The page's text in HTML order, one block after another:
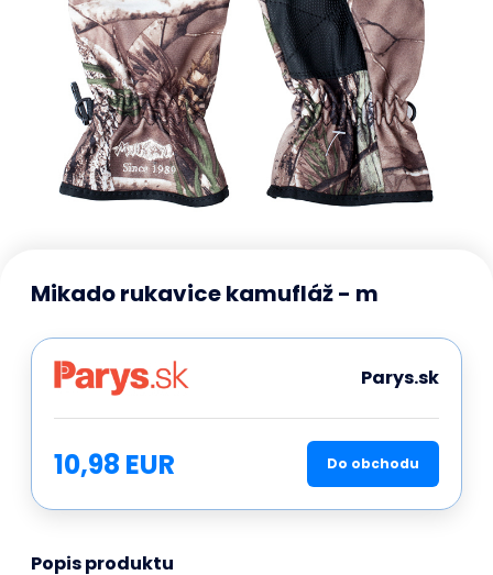
Mikado rukavice kamufláž - m
Parys.sk
10,98 EUR Do obchodu
Popis produktu